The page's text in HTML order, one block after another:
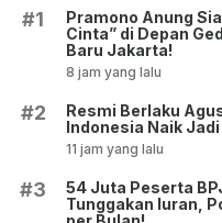
#1
Pramono Anung
Cinta” di Depan
Baru Jakarta!
8 jam yang lalu
#2
Resmi Berlaku
Indonesia Naik
11 jam yang lalu
#3
54 Juta Peserta
Tunggakan Iuran,